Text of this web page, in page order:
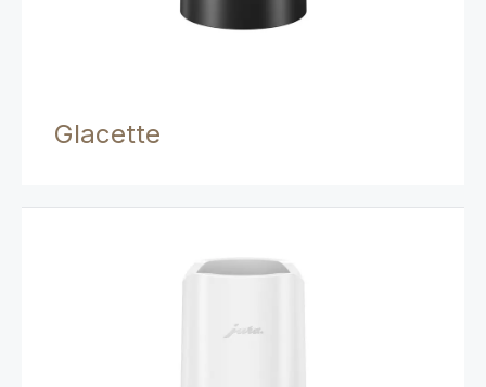
Glacette